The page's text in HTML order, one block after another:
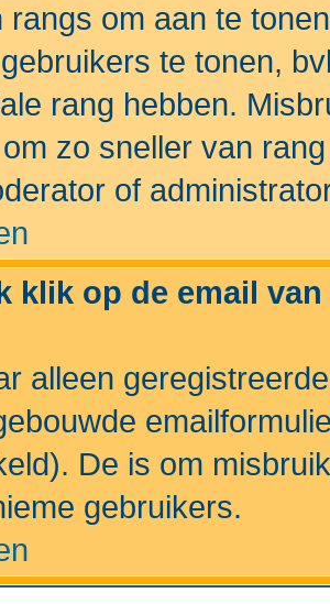
rangs om aan te
te tonen,
rang hebben.
zo sneller van
of
klik op de email
alleen
De is om
gebruikers.